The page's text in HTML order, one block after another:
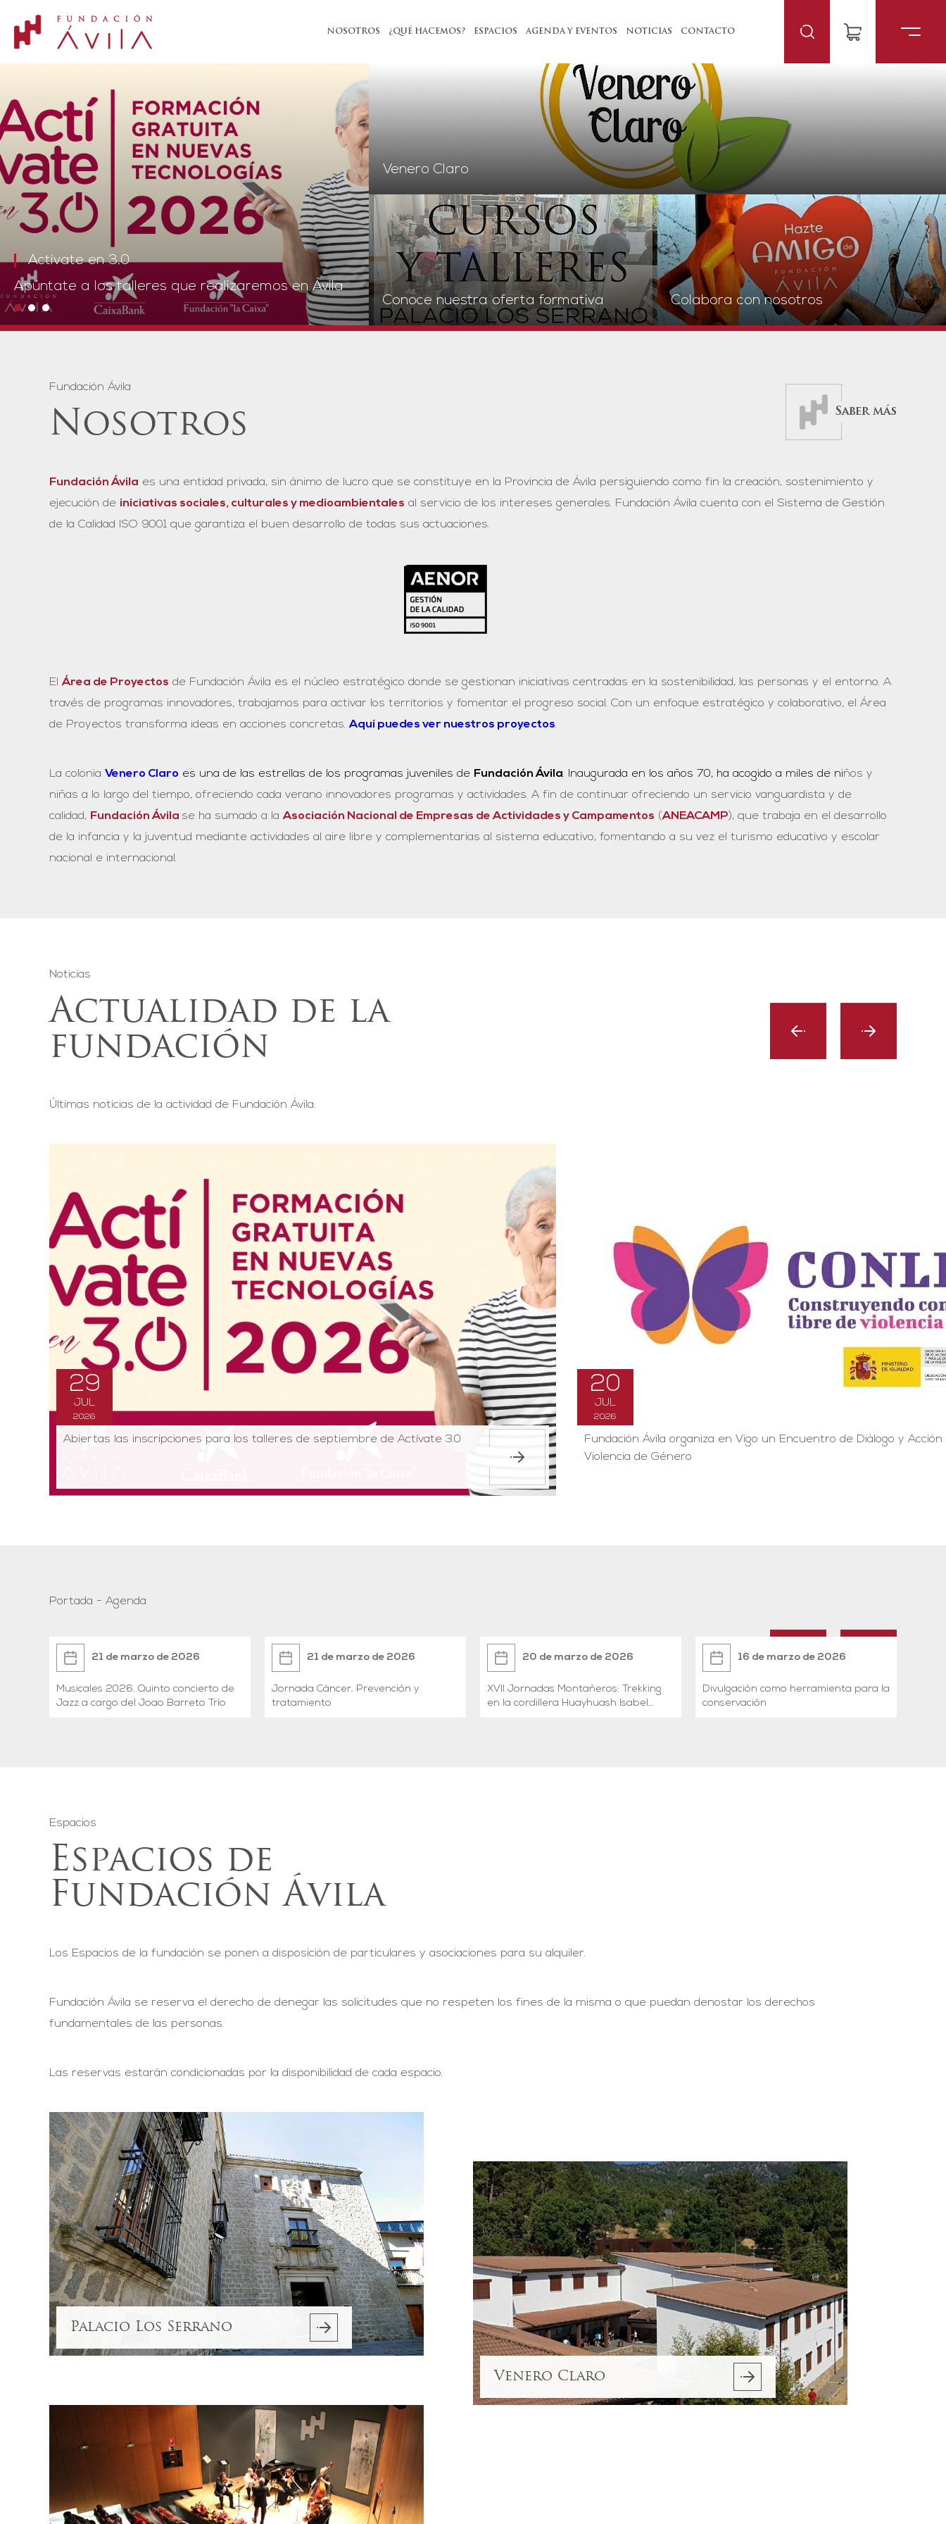
NOSOTROS ¿QUÉ HACEMOS? ESPACIOS AGENDA Y EVENTOS NOTICIAS CONTACTO
Experiencias agroturísticas en Venero Claro
Visualiza el vídeo completo
Venero Claro
Conoce nuestra oferta formativa Colabora con nosotros
Fundación Ávila
Nosotros
Fundación Ávila es una entidad privada, sin ánimo de lucro que se constituye en la Provincia de Ávila persiguiendo como fin la creación, sostenimiento y
ejecución de iniciativas sociales, culturales y medioambientales al servicio de los intereses generales. Fundación Ávila cuenta con el Sistema de Gestión
de la Calidad ISO 9001 que garantiza el buen desarrollo de todas sus actuaciones.
ElÁrea de Proyectos de Fundación Ávila es el núcleo estratégico donde se gestionan iniciativas centradas en la sostenibilidad, las personas y el entorno. A
través de programas innovadores, trabajamos para activar los territorios y fomentar el progreso social. Con un enfoque estratégico y colaborativo, el Área
de Proyectos transforma ideas en acciones concretas.Aquí puedes ver nuestros proyectos.
La colonia Venero Claro es una de las estrellas de los programas juveniles de Fundación Ávila. Inaugurada en los años 70, ha acogido a miles de niños y
niñas a lo largo del tiempo, ofreciendo cada verano innovadores programas y actividades. A fin de continuar ofreciendo un servicio vanguardista y de
calidad, Fundación Ávila se ha sumado a laAsociación Nacional de Empresas de Actividades y Campamentos (ANEACAMP), que trabaja en el desarrollo
de la infancia y la juventud mediante actividades al aire libre y complementarias al sistema educativo, fomentando a su vez el turismo educativo y escolar
nacional e internacional.
Saber más
Noticias
Actualidad de la
fundación
Últimas noticias de la actividad de Fundación Ávila:
29
JUL
2026
Abiertas las inscripciones para los talleres de septiembre de Actívate 3.0
20
JUL
2026
Fundación Ávila organiza en Vigo un Encuentro de Diálogo y
Violencia de Género
Portada - Agenda
21 de marzo de 2026
Musicales 2026. Quinto concierto de
Jazz a cargo del Joao Barreto Trío
21 de marzo de 2026
Jornada Cáncer. Prevención y
tratamiento
20 de marzo de 2026
XVII Jornadas Montañeros: Trekking
en la cordillera Huayhuash Isabel
16 de marzo de 2026
Divulgación como herramienta para la
conservación
Espacios
Espacios de
Fundación Ávila
Los Espacios de la fundación se ponen a disposición de particulares y asociaciones para su alquiler.
Fundación Ávila se reserva el derecho de denegar las solicitudes que no respeten los fines de la misma o que puedan denostar los derechos
fundamentales de las personas.
Las reservas estarán condicionadas por la disponibilidad de cada espacio.
Palacio Los Serrano
Venero Claro